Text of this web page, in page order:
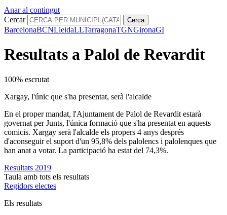
Anar al contingut
Cercar
Cerca
BarcelonaBCNLleidaLLTarragonaTGNGironaGI
Resultats a Palol de Revardit
100% escrutat
Xargay, l'únic que s'ha presentat, serà l'alcalde
En el proper mandat, l'Ajuntament de Palol de Revardit estarà
governat per Junts, l'única formació que s'ha presentat en aquests
comicis. Xargay serà l'alcalde els propers 4 anys després
d'aconseguir el suport d'un 95,8% dels palolencs i palolenques que
han anat a votar. La participació ha estat del 74,3%.
Resultats 2019
Taula amb tots els resultats
Regidors electes
Els resultats